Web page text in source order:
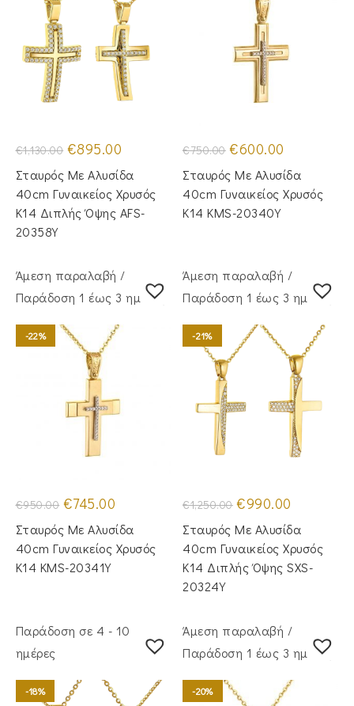
€1,130.00 Original
price
was:
€1,130.00.
€895.00
τιμή
είναι:
€895.00.
Σταυρός Mε Aλυσίδα
40cm Γυναικείος Χρυσός
Κ14 Διπλής Όψης AFS-
20358Y
€750.00 Original
price
was:
€750.00.
€600.00
τιμή
είναι:
€600.00.
Σταυρός Με Αλυσίδα
40cm Γυναικείος Χρυσός
Κ14 KMS-20340Y
Άμεση παραλαβή /
Παράδoση 1 έως 3 ημέρες
-22%
€950.00 Original
price
was:
€950.00.
€745.00
τιμή
είναι:
€745.00.
Σταυρός Με Αλυσίδα
40cm Γυναικείος Χρυσός
Κ14 KMS-20341Y
Άμεση παραλαβή /
Παράδoση 1 έως 3 ημέρες
-21%
€1,250.00 Original
price
was:
€1,250.00.
€990.00
τιμή
είναι:
€990.00.
Σταυρός Με Αλυσίδα
40cm Γυναικείος Χρυσός
Κ14 Διπλής Όψης SXS-
20324Y
Παράδοση σε 4 - 10
ημέρες
-18%
Άμεση παραλαβή /
Παράδoση 1 έως 3 ημέρες
-20%